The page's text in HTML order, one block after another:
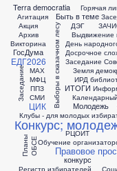
Terra democratia
Агитация
Акция
Архив
Быть в теме
Викторина Выборы в сказачном лесу Выдвижение
Горячая
ГосДума
ДЭГ
День
Досрочное
ЕДГ2026
Заседание
Заседание
Земля
ИРД
ИТОГИ
Клубы - для молодых
Конкурс;
МАХ
МФЦ
Молодежь
ОБСЕОбучение
ППЗ
Планы Правовое
РЦОИТ
Регистр избирателей
СМИ
ЦИК
конкурс